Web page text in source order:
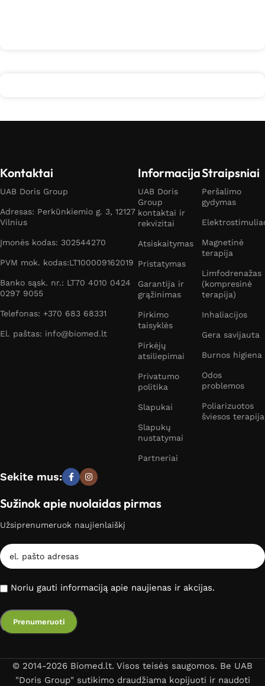
Kontaktai
UAB Doris Group
Adresas: Perkūnkiemio g. 3, 12127
Vilnius
Įmonės kodas: 302544270
PVM mok. kodas:LT100009162019
Banko sąsk. nr.: LT70 4010 0424
0297 9055
Telefonas: +370 683 68331
El. paštas: info@biomed.lt
Informacija
UAB Doris
Group
kontaktai ir
rekvizitai
Atsiskaitymas
Pristatymas
Garantija ir
grąžinimas
Pirkimo
taisyklės
Pirkėjų
atsiliepimai
Privatumo
politika
Slapukai
Slapukų
nustatymai
Partneriai
Straipsniai
Peršalimo
gydymas
Magnetinė
terapija
Limfodrenažas
(kompresinė
terapija)
Inhaliacijos
Gera savijauta
Burnos higiena
Odos
problemos
Poliarizuotos
šviesos terapija
Sekite mus:
Sužinok apie nuolaidas pirmas
Užsiprenumeruok naujienlaiškį
Noriu gauti informaciją apie naujienas ir akcijas.
© 2014-2026 Biomed.lt. Visos teisės saugomos. Be UAB
"Doris Group" sutikimo draudžiama kopijuoti ir naudoti